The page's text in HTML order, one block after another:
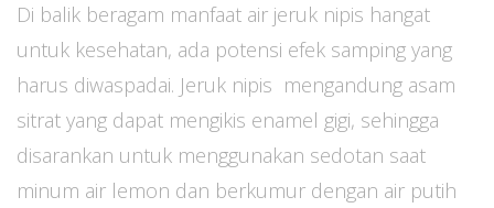
Di balik beragam manfaat air jeruk nipis hangat
untuk kesehatan, ada potensi efek samping yang
harus diwaspadai. Jeruk nipis mengandung asam
sitrat yang dapat mengikis enamel gigi, sehingga
disarankan untuk menggunakan sedotan saat
minum air lemon dan berkumur dengan air putih